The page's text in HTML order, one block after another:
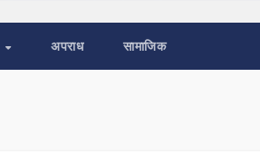
अपराध सामाजिक